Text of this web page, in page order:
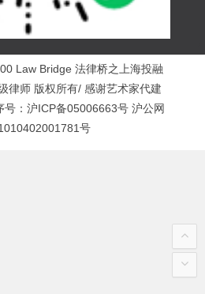
Law Bridge 法律桥之上海投融
律师 版权所有/ 感谢艺术家代建
： 沪ICP备05006663号 沪公网
号